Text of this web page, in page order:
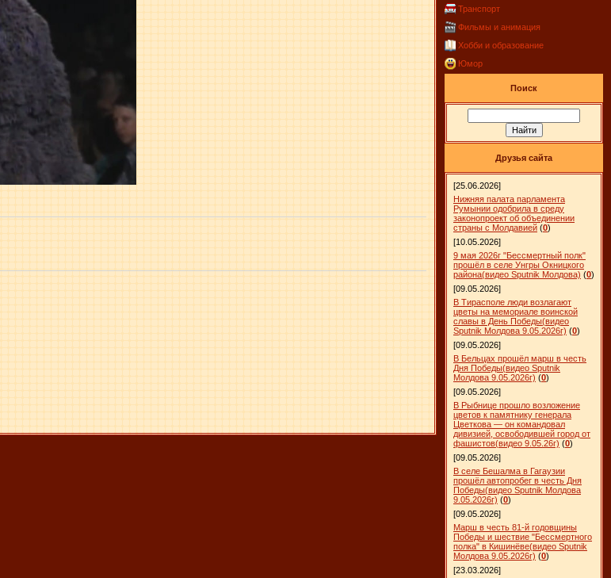
Транспорт
Фильмы и анимация
Хобби и образование
Юмор
Поиск
Друзья сайта
[25.06.2026]
Нижняя палата парламента
Румынии одобрила в среду
законопроект об объединении
страны с Молдавией (0)
[10.05.2026]
9 мая 2026г "Бессмертный полк"
прошёл в селе Унгры Окницкого
района(видео Sputnik Молдова) (0)
[09.05.2026]
В Тирасполе люди возлагают
цветы на мемориале воинской
славы в День Победы(видео
Sputnik Молдова 9.05.2026г) (0)
[09.05.2026]
В Бельцах прошёл марш в честь
Дня Победы(видео Sputnik
Молдова 9.05.2026г) (0)
[09.05.2026]
В Рыбнице прошло возложение
цветов к памятнику генерала
Цветкова — он командовал
дивизией, освободившей город от
фашистов(видео 9.05.26г) (0)
[09.05.2026]
В селе Бешалма в Гагаузии
прошёл автопробег в честь Дня
Победы(видео Sputnik Молдова
9.05.2026г) (0)
[09.05.2026]
Марш в честь 81-й годовщины
Победы и шествие "Бессмертного
полка" в Кишинёве(видео Sputnik
Молдова 9.05.2026г) (0)
[23.03.2026]